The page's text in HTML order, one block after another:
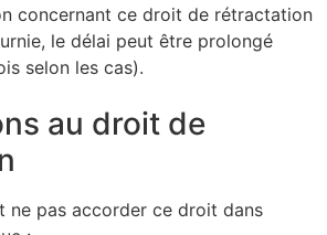
concernant ce droit de rétractation
le délai peut être prolongé
selon les cas).
au droit de
ne pas accorder ce droit dans